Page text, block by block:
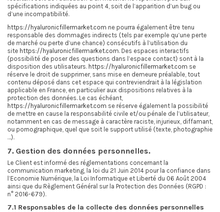
spécifications indiquées au point 4, soit de l’apparition d’un bug ou
d’une incompatibilité.
https://hyaluronicfillermarket.com ne pourra également être tenu
responsable des dommages indirects (tels par exemple qu’une perte
de marché ou perte d’une chance) consécutifs à l’utilisation du
site https://hyaluronicfillermarket.com. Des espaces interactifs
(possibilité de poser des questions dans l’espace contact) sont à la
disposition des utilisateurs. https://hyaluronicfillermarket.com se
réserve le droit de supprimer, sans mise en demeure préalable, tout
contenu déposé dans cet espace qui contreviendrait à la législation
applicable en France, en particulier aux dispositions relatives à la
protection des données. Le cas échéant,
https://hyaluronicfillermarket.com se réserve également la possibilité
de mettre en cause la responsabilité civile et/ou pénale de l’utilisateur,
notamment en cas de message à caractère raciste, injurieux, diffamant,
ou pornographique, quel que soit le support utilisé (texte, photographie
…).
7. Gestion des données personnelles.
Le Client est informé des réglementations concernant la
communication marketing, la loi du 21 Juin 2014 pour la confiance dans
l’Economie Numérique, la Loi Informatique et Liberté du 06 Août 2004
ainsi que du Règlement Général sur la Protection des Données (RGPD :
n° 2016-679).
7.1 Responsables de la collecte des données personnelles